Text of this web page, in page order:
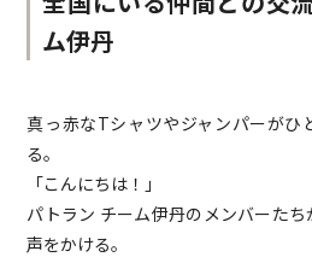
ム伊丹
真っ赤なTシャツやジャンパーがひ
る。
「こんにちは！」
パトラン チーム伊丹のメンバーた
声をかける。